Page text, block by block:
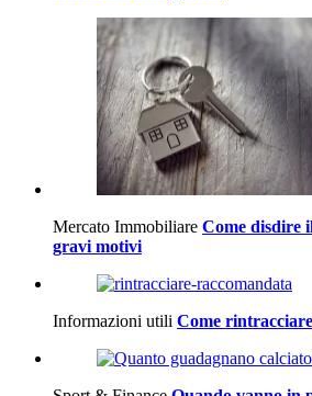
Mercato Immobiliare Come disdire
gravi motivi
Informazioni utili Come